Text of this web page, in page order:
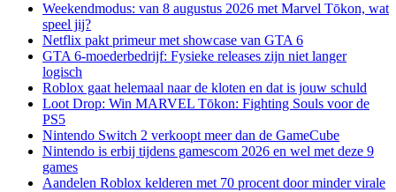
Weekendmodus: van 8 augustus 2026 met Marvel Tōkon, wat
speel jij?
Netflix pakt primeur met showcase van GTA 6
GTA 6-moederbedrijf: Fysieke releases zijn niet langer
logisch
Roblox gaat helemaal naar de kloten en dat is jouw schuld
Loot Drop: Win MARVEL Tōkon: Fighting Souls voor de
PS5
Nintendo Switch 2 verkoopt meer dan de GameCube
Nintendo is erbij tijdens gamescom 2026 en wel met deze 9
games
Aandelen Roblox kelderen met 70 procent door minder virale